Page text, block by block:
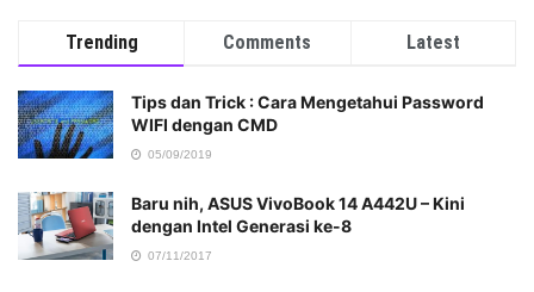
Trending Comments Latest
Tips dan Trick : Cara Mengetahui Password
WIFI dengan CMD
05/09/2019
Baru nih, ASUS VivoBook 14 A442U – Kini
dengan Intel Generasi ke-8
07/11/2017